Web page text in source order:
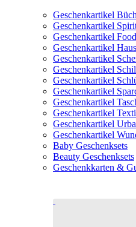
Geschenkartikel
Geschenkartikel
Geschenkartikel Food
Geschenkartikel
Geschenkartikel
Geschenkartikel
Geschenkartikel
Geschenkartikel
Geschenkartikel
Geschenkartikel
Geschenkartikel
Geschenkartikel
Baby Geschenksets
Beauty Geschenksets
Geschenkkarten &